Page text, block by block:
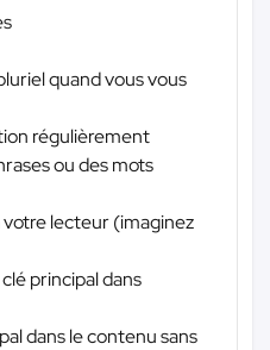
quand vous vous
régulièrement
ou des mots
lecteur (imaginez
principal dans
dans le contenu sans